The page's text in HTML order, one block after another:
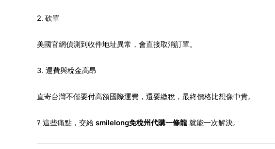
2. 砍單
美國官網偵測到收件地址異常，會直接取消訂單。
3. 運費與稅金高昂
直寄台灣不僅要付高額國際運費，還要繳稅，最終價格比想像中貴。
? 這些痛點，交給 smilelong免稅州代購一條龍就能一次解決。